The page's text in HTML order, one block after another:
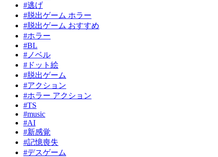
#逃げ
#脱出ゲーム ホラー
#脱出ゲーム おすすめ
#ホラー
#BL
#ノベル
#ドット絵
#脱出ゲーム
#アクション
#ホラー アクション
#TS
#music
#AI
#新感覚
#記憶喪失
#デスゲーム